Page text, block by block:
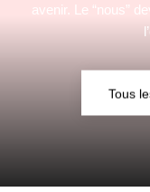
avenir. Le “nous”
Tous